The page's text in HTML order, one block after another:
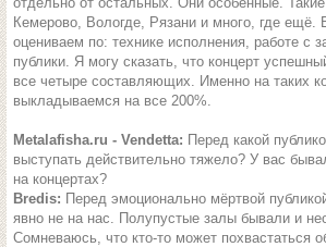
Кемерово, Вологде, Рязани и много, где ещё.
оцениваем по: технике исполнения, работе с
публики. Я могу сказать, что концерт
все четыре составляющих. Именно на таких
выкладываемся на все 200%.
Metalafisha.ru - Vendetta: Перед какой
выступать действительно тяжело? У вас
на концертах?
Bredis: Перед эмоционально мёртвой
явно не на нас. Полупустые залы бывали и
Сомневаюсь, что кто-то может похвастаться